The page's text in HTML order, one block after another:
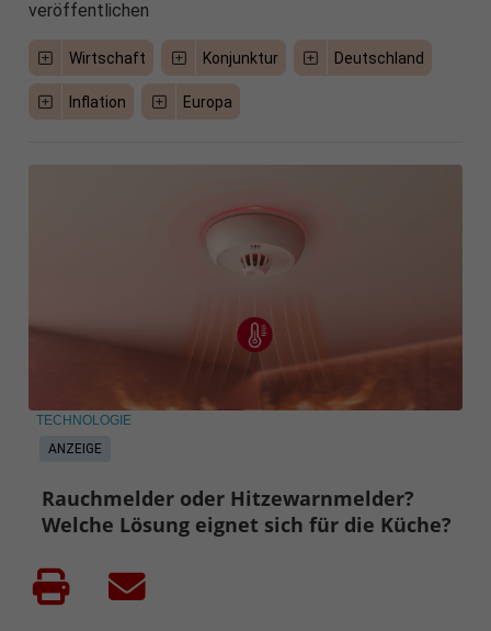
veröffentlichen
Wirtschaft Konjunktur Deutschland
Inflation Europa
ANZEIGE
TECHNOLOGIE
Rauchmelder oder Hitzewarnmelder?
Welche Lösung eignet sich für die Küche?